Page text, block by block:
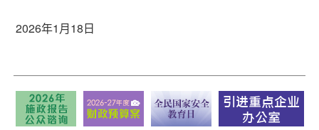
2026年1月18日